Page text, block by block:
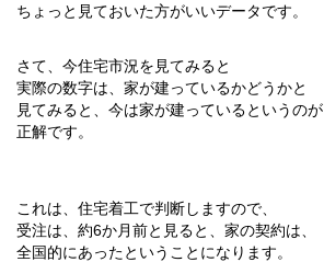
ちょっと見ておいた方がいいデータです。
さて、今住宅市況を見てみると
実際の数字は、家が建っているかどうかと
見てみると、今は家が建っているというのが
正解です。
これは、住宅着工で判断しますので、
受注は、約6か月前と見ると、家の契約は、
全国的にあったということになります。